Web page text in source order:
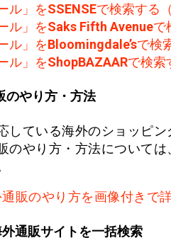
ル」をSSENSEで検索する
ル」をSaks Fifth Avenueで
ル」をBloomingdale’sで検
ル」をShopBAZAARで検索
のやり方・方法
している海外のショッピ
のやり方・方法について
販のやり方を画像付きで
通販サイトを一括検索